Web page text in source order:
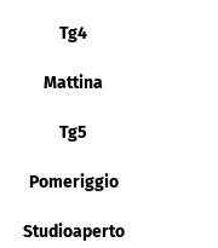
Tg4
Mattina
Tg5
Pomeriggio
Studioaperto